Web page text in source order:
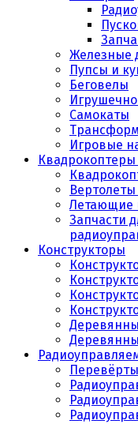
Железные
Пупсы и
Беговелы
Самокаты
Игровые
Летающие
Запчасти
Конструкторы